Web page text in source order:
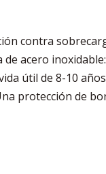
contra
acero
útil de 8-10
protección de